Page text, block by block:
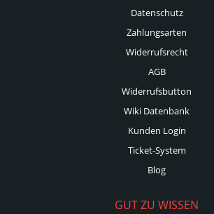
Datenschutz
Zahlungsarten
Widerrufsrecht
AGB
Widerrufsbutton
Wiki Datenbank
Kunden Login
Ticket-System
Blog
GUT ZU WISSEN